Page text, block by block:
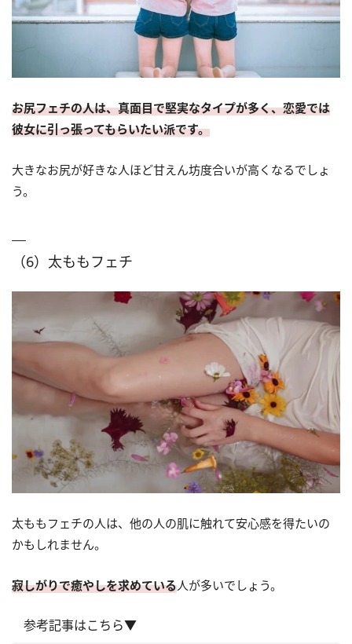
お尻フェチの人は、真面目で堅実なタイプが多く、恋愛では
彼女に引っ張ってもらいたい派です。
大きなお尻が好きな人ほど甘えん坊度合いが高くなるでしょ
う。
（6）太ももフェチ
太ももフェチの人は、他の人の肌に触れて安心感を得たいの
かもしれません。
寂しがりで癒やしを求めている人が多いでしょう。
参考記事はこちら▼